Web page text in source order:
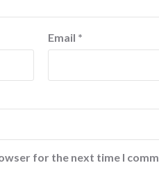
Email *
for the next time I